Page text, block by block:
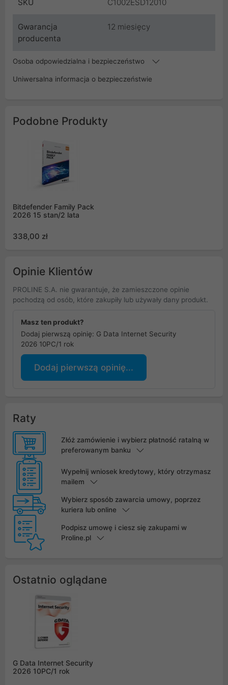
SKU C1002ESD12010
Gwarancja
producenta
12 miesięcy
Osoba odpowiedzialna i bezpieczeństwo
Uniwersalna informacja o bezpieczeństwie
Podobne Produkty
Bitdefender Family Pack
2026 15 stan/2 lata
338,00 zł
Opinie Klientów
PROLINE S.A. nie gwarantuje, że zamieszczone opinie
pochodzą od osób, które zakupiły lub używały dany produkt.
Masz ten produkt?
Dodaj pierwszą opinię: G Data Internet Security
2026 10PC/1 rok
Dodaj pierwszą opinię...
Raty
Złóż zamówienie i wybierz płatność ratalną w
preferowanym banku
Wypełnij wniosek kredytowy, który otrzymasz
mailem
Wybierz sposób zawarcia umowy, poprzez
kuriera lub online
Podpisz umowę i ciesz się zakupami w
Proline.pl
Ostatnio oglądane
G Data Internet Security
2026 10PC/1 rok